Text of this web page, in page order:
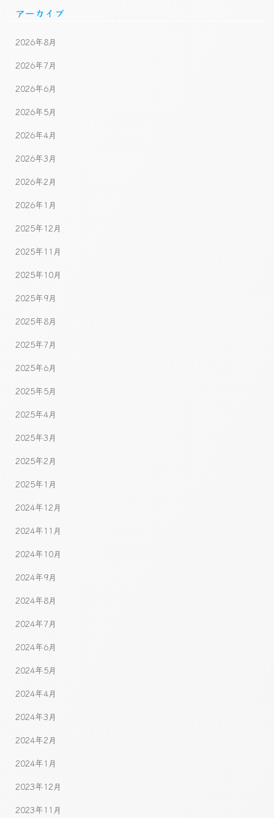
アーカイブ
2026年8月
2026年7月
2026年6月
2026年5月
2026年4月
2026年3月
2026年2月
2026年1月
2025年12月
2025年11月
2025年10月
2025年9月
2025年8月
2025年7月
2025年6月
2025年5月
2025年4月
2025年3月
2025年2月
2025年1月
2024年12月
2024年11月
2024年10月
2024年9月
2024年8月
2024年7月
2024年6月
2024年5月
2024年4月
2024年3月
2024年2月
2024年1月
2023年12月
2023年11月